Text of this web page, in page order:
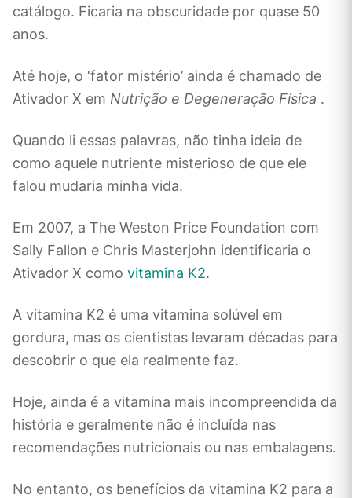
catálogo. Ficaria na obscuridade por quase 50
anos.
Até hoje, o ‘fator mistério’ ainda é chamado de
Ativador X em Nutrição e Degeneração Física .
Quando li essas palavras, não tinha ideia de
como aquele nutriente misterioso de que ele
falou mudaria minha vida.
Em 2007, a The Weston Price Foundation com
Sally Fallon e Chris Masterjohn identificaria o
Ativador X como vitamina K2.
A vitamina K2 é uma vitamina solúvel em
gordura, mas os cientistas levaram décadas para
descobrir o que ela realmente faz.
Hoje, ainda é a vitamina mais incompreendida da
história e geralmente não é incluída nas
recomendações nutricionais ou nas embalagens.
No entanto, os benefícios da vitamina K2 para a